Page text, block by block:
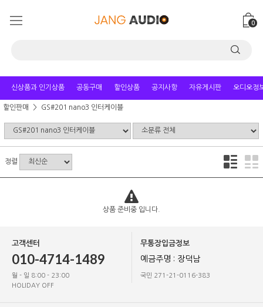
0
신상품과 인기상품 공동구매 할인상품 공지사항 자유게시판 오디오정
할인판매 GS#201 nano3 인터케이블
정렬
상품 준비중 입니다.
고객센터
010-4714-1489
월 - 일 8:00 - 23:00
HOLIDAY OFF
무통장입금정보
예금주명 : 장덕남
국민 271-21-0116-383